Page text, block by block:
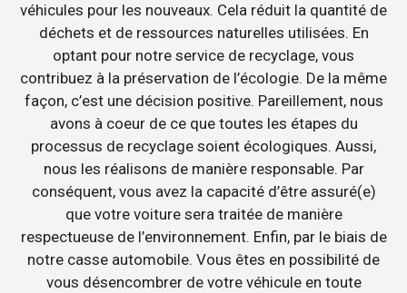
véhicules pour les nouveaux. Cela réduit la quantité de
déchets et de ressources naturelles utilisées. En
optant pour notre service de recyclage, vous
contribuez à la préservation de l’écologie. De la même
façon, c’est une décision positive. Pareillement, nous
avons à coeur de ce que toutes les étapes du
processus de recyclage soient écologiques. Aussi,
nous les réalisons de manière responsable. Par
conséquent, vous avez la capacité d’être assuré(e)
que votre voiture sera traitée de manière
respectueuse de l’environnement. Enfin, par le biais de
notre casse automobile. Vous êtes en possibilité de
vous désencombrer de votre véhicule en toute